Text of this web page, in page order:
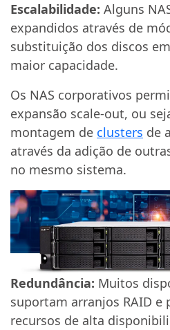
Escalabilidade: Alguns
expandidos através de
substituição dos discos
maior capacidade.
Os NAS corporativos
expansão scale-out, ou
montagem de clusters de
através da adição de
no mesmo sistema.
Redundância: Muitos
suportam arranjos RAID e
recursos de alta